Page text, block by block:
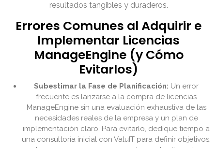
resultados tangibles y duraderos.
Errores Comunes al Adquirir e
Implementar Licencias
ManageEngine (y Cómo
Evitarlos)
Subestimar la Fase de Planificación: Un error
frecuente es lanzarse a la compra de licencias
ManageEngine sin una evaluación exhaustiva de las
necesidades reales de la empresa y un plan de
implementación claro. Para evitarlo, dedique tiempo a
una consultoría inicial con ValuIT para definir objetivos,